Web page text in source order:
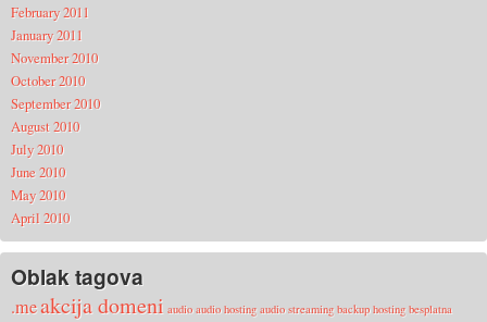
February 2011
January 2011
November 2010
October 2010
September 2010
August 2010
July 2010
June 2010
May 2010
April 2010
Oblak tagova
.meakcija domeni audio audio hosting audio streaming backup hosting besplatna